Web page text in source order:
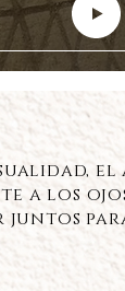
a los
juntos